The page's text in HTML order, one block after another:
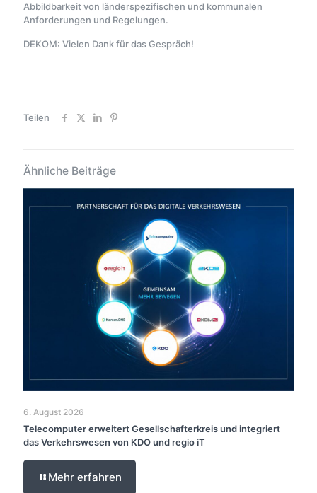
Abbildbarkeit von länderspezifischen und kommunalen
Anforderungen und Regelungen.
DEKOM: Vielen Dank für das Gespräch!
Teilen
Ähnliche Beiträge
6. August 2026
Telecomputer erweitert Gesellschafterkreis und integriert
das Verkehrswesen von KDO und regio iT
Mehr erfahren